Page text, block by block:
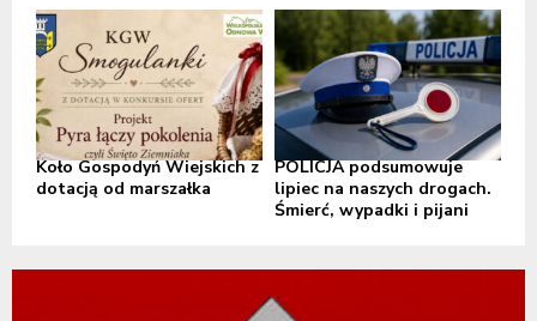
Koło Gospodyń Wiejskich z
dotacją od marszałka
POLICJA podsumowuje
lipiec na naszych drogach.
Śmierć, wypadki i pijani